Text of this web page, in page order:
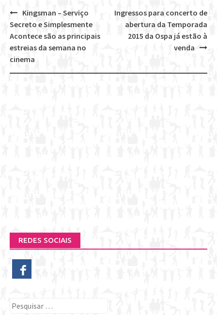
Post
navigation
Ingressos para concerto de
abertura da Temporada
2015 da Ospa já estão à
venda
Kingsman – Serviço
Secreto e Simplesmente
Acontece são as principais
estreias da semana no
cinema
REDES SOCIAIS
Pesquisar